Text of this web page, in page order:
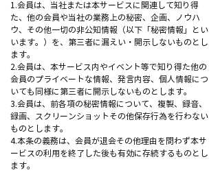
1.会員は、当社または本サービスに関連して知り得
た、他の会員や当社の業務上の秘密、企画、ノウハ
ウ、その他一切の非公知情報（以下「秘密情報」とい
います。）を、第三者に漏えい・開示しないものとし
ます。
2.会員は、本サービス内やイベント等で知り得た他の
会員のプライベートな情報、発言内容、個人情報につ
いても同様に第三者に開示しないものとします。
3.会員は、前各項の秘密情報について、複製、録音、
録画、スクリーンショットその他保存行為を行わない
ものとします。
4.本条の義務は、会員が退会その他理由を問わず本サ
ービスの利用を終了した後も有効に存続するものとし
ます。